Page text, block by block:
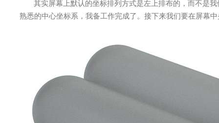
其实屏幕上默认的坐标排列方式是左上排布的，而不是
熟悉的中心坐标系，我备工作完成了。接下来我们要在屏幕